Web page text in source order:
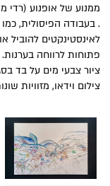
ממנוע של אופנוע (רדי
. בעבודה הפיסולית,
לאינסטינקטים להוביל
פתוחות לרווחה בערנות.
ציור צבעי מים על בד
צילום וידאו, מזוויות